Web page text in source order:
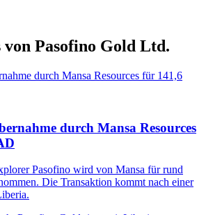
von Pasofino Gold Ltd.
durch Mansa Resources
Pasofino wird von Mansa für rund
Die Transaktion kommt nach einer